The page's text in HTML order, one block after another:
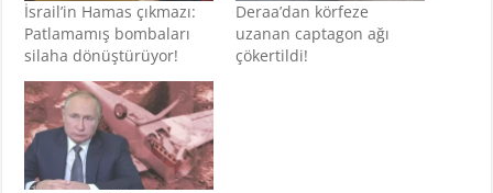
İsrail’in Hamas çıkmazı:
Patlamamış bombaları
silaha dönüştürüyor!
Deraa’dan körfeze
uzanan captagon ağı
çökertildi!